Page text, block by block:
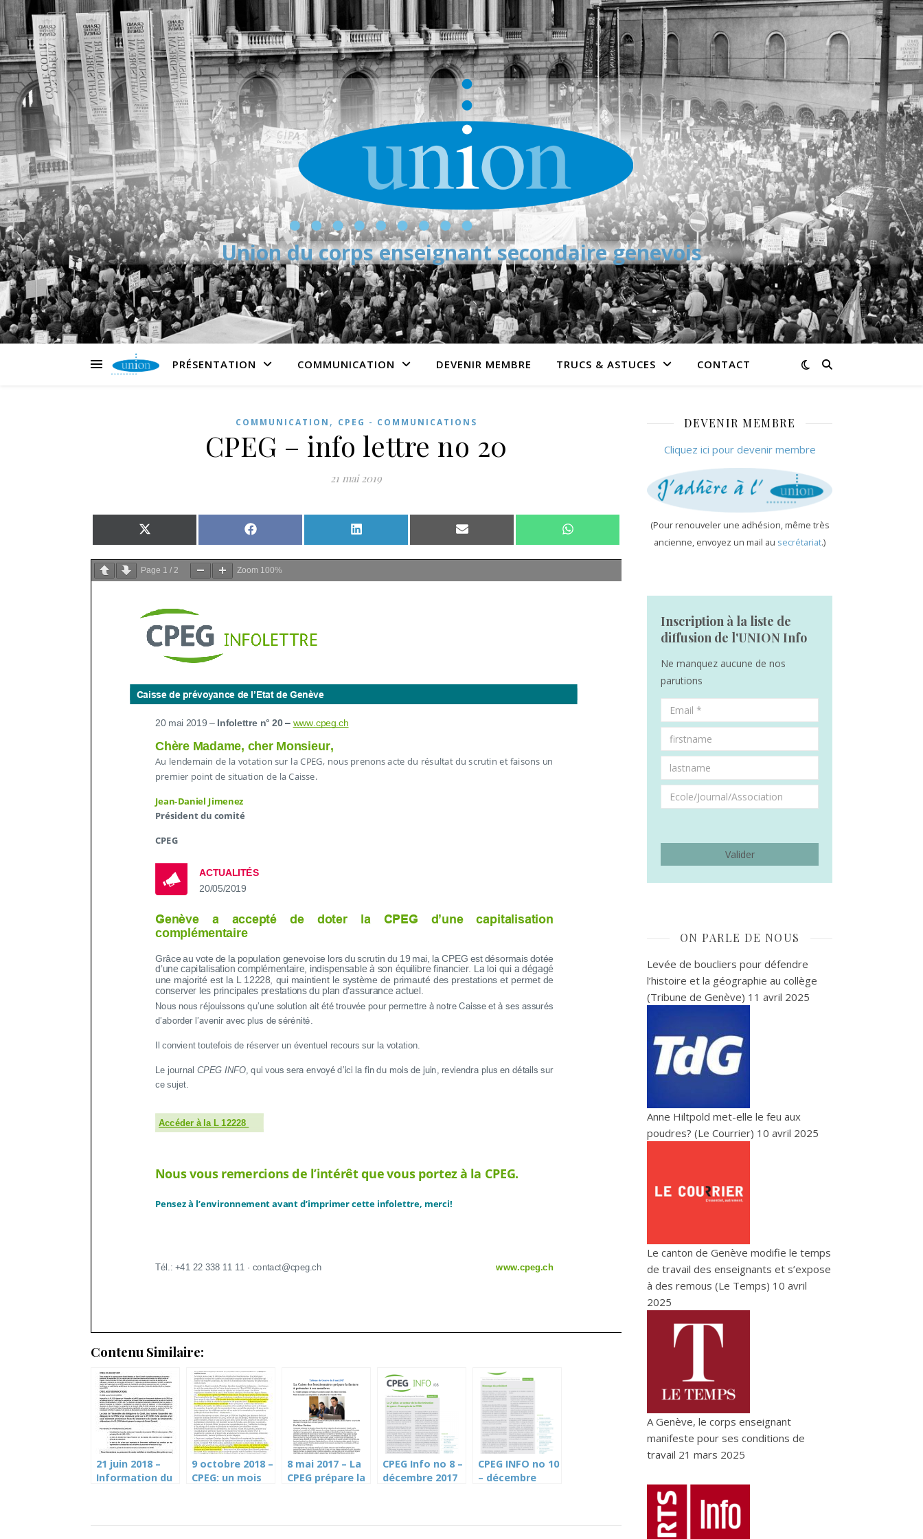
Union du corps enseignant secondaire genevois
PRÉSENTATION COMMUNICATION DEVENIR MEMBRE TRUCS & ASTUCES CONTACT
COMMUNICATION , CPEG - COMMUNICATIONS
CPEG – info lettre no 20
21 mai 2019
Share on X (Twitter) Share on Facebook Share on LinkedIn Share on Email Share on WhatsApp
Page 1 / 2 Zoom 100%
Contenu Similaire:
21 juin 2018 –
Information du
9 octobre 2018 –
CPEG: un mois
8 mai 2017 – La
CPEG prépare la
CPEG Info no 8 –
décembre 2017
CPEG INFO no 10
– décembre
DEVENIR MEMBRE
Cliquez ici pour devenir membre
(Pour renouveler une adhésion, même très
ancienne, envoyez un mail au secrétariat.)
Inscription à la liste de
diffusion de l'UNION Info
Ne manquez aucune de nos
parutions
ON PARLE DE NOUS
Levée de boucliers pour défendre
l’histoire et la géographie au collège
(Tribune de Genève) 11 avril 2025
Anne Hiltpold met-elle le feu aux
poudres? (Le Courrier) 10 avril 2025
Le canton de Genève modifie le temps
de travail des enseignants et s’expose
à des remous (Le Temps) 10 avril
2025
A Genève, le corps enseignant
manifeste pour ses conditions de
travail 21 mars 2025